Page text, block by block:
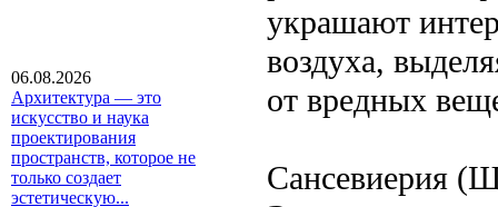
06.08.2026
Архитектура — это
искусство и наука
проектирования
пространств, которое не
только создает
эстетическую...
украшают
воздуха,
от вредных
Сансевиерия